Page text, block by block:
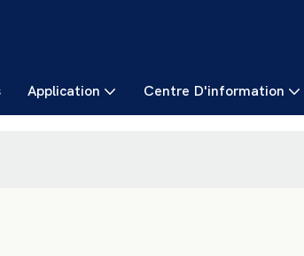
Application Centre D'information